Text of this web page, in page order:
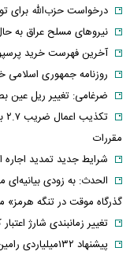
درخواست حزب‌الله برای
نیروهای مسلح عراق به
آخرین فهرست خرید
روزنامه جمهوری اسلامی
ضرغامی: تغییر ریل
مقررات
شرایط جدید تمدید اجاره
الحدث: به زودی
گذرگاه موقت در تنگه
تغییر زمانبندی‌ شارژ اعتبار
پیشنهاد ۱۳۲میلیاردی رامین رضاییان به استقلال